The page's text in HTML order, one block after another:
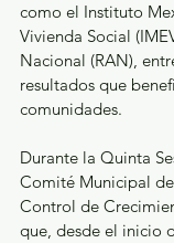
como el Instituto
Vivienda Social
Nacional (RAN),
resultados que
comunidades.
Durante la Quinta
Comité Municipal
Control de
que, desde el inicio